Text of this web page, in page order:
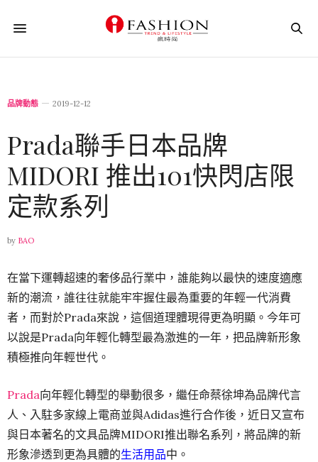
品牌動態 2019-12-12
Prada聯手日本品牌
MIDORI 推出101快閃店限
定款系列
by BAO
在當下運轉超速的奢侈品行業中，誰能夠以最快的速度適應
新的潮流，誰往往就能牢牢握住最為重要的年輕一代消費
者，而對於Prada來說，這個道理體現得更為明顯。今年可
以說是Prada向年輕化轉型最為激進的一年，把品牌新形象
積極推向年輕世代。
Prada向年輕化轉型的舉動很多，繼任命蔡徐坤為品牌代言
人、入駐多家線上電商並與Adidas進行合作後，近日又宣布
與日本著名的文具品牌MIDORI推出聯名系列，將品牌的新
形象滲透到更為具體的生活用品中。